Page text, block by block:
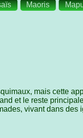
Maoris
mais cette
et le reste
vivant dans des